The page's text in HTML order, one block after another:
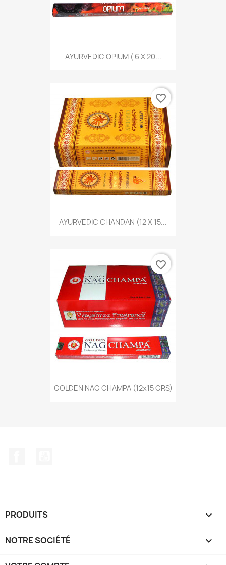
AYURVEDIC OPIUM ( 6 X 20...
AYURVEDIC CHANDAN (12 X 15...
favorite_border
GOLDEN NAG CHAMPA (12x15 GRS)
favorite_border
PRODUITS 
NOTRE SOCIÉTÉ 